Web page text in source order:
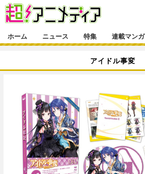
ゲーム・アプリ
映画
グッズ
声優
特集一覧
インタビュー
ラキりす
連載マンガ
連載マンガ一覧
番組・動画
番組・動画一覧
動画
連載・ブログ
連載・ブログ一覧
ホーム ニュース 特集 連載マンガ
アイドル事変